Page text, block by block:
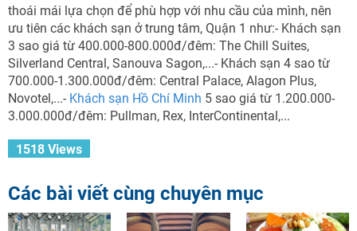
thoái mái lựa chọn để phù hợp với nhu cầu của mình, nên
ưu tiên các khách sạn ở trung tâm, Quận 1 như:- Khách sạn
3 sao giá từ 400.000-800.000đ/đêm: The Chill Suites,
Silverland Central, Sanouva Sagon,...- Khách sạn 4 sao từ
700.000-1.300.000đ/đêm: Central Palace, Alagon Plus,
Novotel,...- Khách sạn Hồ Chí Minh 5 sao giá từ 1.200.000-
3.000.000đ/đêm: Pullman, Rex, InterContinental,...
1518 Views
Các bài viết cùng chuyên mục
TƯ VẤN NGAY
NHẬN ƯU ĐÃI NGAY